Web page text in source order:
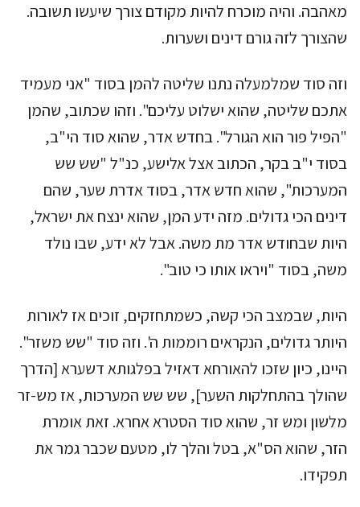
מאהבה. והיה מוכרח להיות מקודם צורך שיעשו תשובה.
שהצורך לזה גורם דינים ושערות.
וזה סוד שמלמעלה נתנו שליטה להמן בסוד "אני מעמיד
אתכם שליטה, שהוא ישלוט עליכם". וזהו שכתוב, שהמן
"הפיל פור הוא הגורל". בחדש אדר, שהוא סוד הי"ב,
בסוד י"ב בקר, הכתוב אצל אלישע, כנ"ל "שש שש
המערכות", שהוא חדש אדר, בסוד אדרת שער, שהם
דינים הכי גדולים. מזה ידע המן, שהוא ינצח את ישראל,
היות שבחודש אדר מת משה. אבל לא ידע, שבו נולד
משה, בסוד "ויראו אותו כי טוב".
היות, שבמצב הכי קשה, כשמתחזקים, זוכים אז לאורות
היותר גדולים, הנקראים רוממות ה'. וזה סוד "שש משזר".
היינו, כיון שזכו להאורחא דאזיל בפלגותא דשערא [הדרך
שהולך בהתחלקות השער], שש שש המערכות, אז מש-זר
מלשון ומש זר, שהוא סוד הסטרא אחרא. זאת אומרת
הזר, שהוא הס"א, בטל והלך לו, מטעם שכבר גמר את
תפקידו.